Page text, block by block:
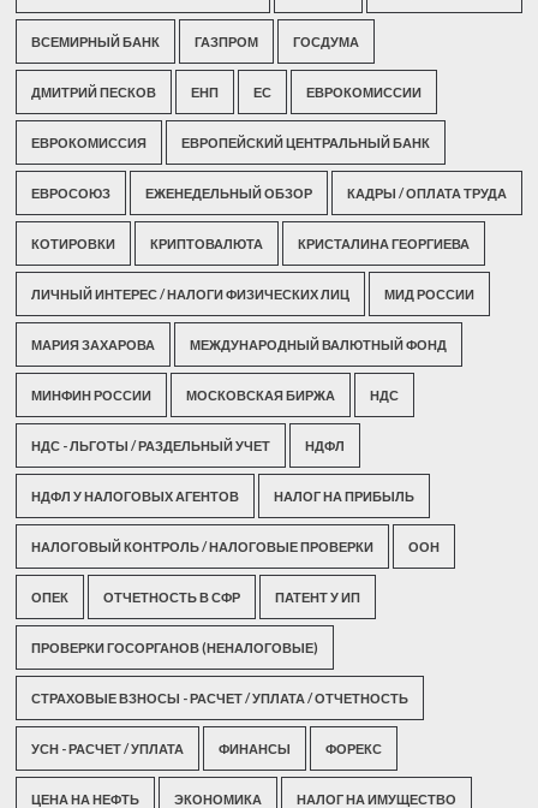
ВСЕМИРНЫЙ БАНК ГАЗПРОМ ГОСДУМА
ДМИТРИЙ ПЕСКОВ ЕНП ЕС ЕВРОКОМИССИИ
ЕВРОКОМИССИЯ ЕВРОПЕЙСКИЙ ЦЕНТРАЛЬНЫЙ БАНК
ЕВРОСОЮЗ ЕЖЕНЕДЕЛЬНЫЙ ОБЗОР КАДРЫ / ОПЛАТА ТРУДА
КОТИРОВКИ КРИПТОВАЛЮТА КРИСТАЛИНА ГЕОРГИЕВА
ЛИЧНЫЙ ИНТЕРЕС / НАЛОГИ ФИЗИЧЕСКИХ ЛИЦ МИД РОССИИ
МАРИЯ ЗАХАРОВА МЕЖДУНАРОДНЫЙ ВАЛЮТНЫЙ ФОНД
МИНФИН РОССИИ МОСКОВСКАЯ БИРЖА НДС
НДС - ЛЬГОТЫ / РАЗДЕЛЬНЫЙ УЧЕТ НДФЛ
НДФЛ У НАЛОГОВЫХ АГЕНТОВ НАЛОГ НА ПРИБЫЛЬ
НАЛОГОВЫЙ КОНТРОЛЬ / НАЛОГОВЫЕ ПРОВЕРКИ ООН
ОПЕК ОТЧЕТНОСТЬ В СФР ПАТЕНТ У ИП
ПРОВЕРКИ ГОСОРГАНОВ (НЕНАЛОГОВЫЕ)
СТРАХОВЫЕ ВЗНОСЫ - РАСЧЕТ / УПЛАТА / ОТЧЕТНОСТЬ
УСН - РАСЧЕТ / УПЛАТА ФИНАНСЫ ФОРЕКС
ЦЕНА НА НЕФТЬ ЭКОНОМИКА НАЛОГ НА ИМУЩЕСТВО